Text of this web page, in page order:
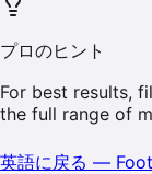
プロのヒント
For best results,
the full range of
英語に戻る —